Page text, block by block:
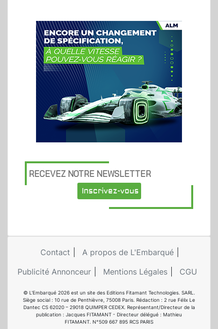
RECEVEZ NOTRE NEWSLETTER
Inscrivez-vous
Contact
A propos de L'Embarqué
Publicité Annonceur
Mentions Légales CGU
© L'Embarqué 2026 est un site des Editions Fitamant Technologies. SARL.
Siège social : 10 rue de Penthièvre, 75008 Paris. Rédaction : 2 rue Félix Le
Dantec CS 62020 – 29018 QUIMPER CEDEX. Représentant/Directeur de la
publication : Jacques FITAMANT - Directeur délégué : Mathieu
FITAMANT. N°509 667 895 RCS PARIS